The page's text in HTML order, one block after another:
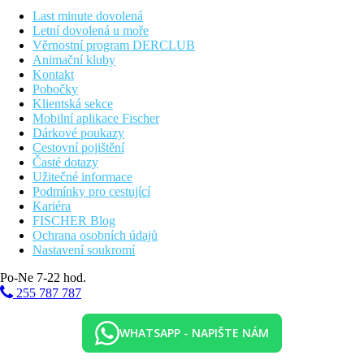
Dvoulůžkový pokoj, Výhled do zahrady, Tropical:
umístěn v hlavní budově nebo bungalovech, velikost cca
26 m2
Dvoulůžkový pokoj, Výhled moře:
budově nebo bungalovech, velikost cca 27 m2
Dvoulůžkový pokoj, Superior, Výhled moře:
hlavní budově, veliukost cca 27 m2
Suita, Open plan, Tropical, Sdílený bazén:
místnost, umístěn v bungalovech, z terasy přístup do
sdíleného bazénu, velikost cca 28 m2
Suita, Horizon, Open plan, Plunge pool:
umístěn v hlavní budově, na balkoně privátní plunge pool,
velikost cca 30m2
Suita, Grande, Výhled moře, Soukromý bazén:
prostorná místnost, umístěn v hlavní budově, z terasy
přístup do privátního bazénu, velikost cca 60 m2
vstupní hala s recepcí
hlavní restaurace
3 bazény se slanou vodou (lehátka, slunečníky a osušky
zdarma)
bar u bazénu
Last minute dovolená
Letní dovolená u moře
Věrnostní program DERCLUB
Animační kluby
Kontakt
Pobočky
Klientská sekce
Mobilní aplikace Fischer
Dárkové poukazy
Cestovní pojištění
Časté dotazy
Užitečné informace
Podmínky pro cestující
Kariéra
FISCHER Blog
Ochrana osobních údajů
Nastavení soukromí
Po-Ne 7-22 hod.
255 787 787
WHATSAPP - NAPIŠTE NÁM